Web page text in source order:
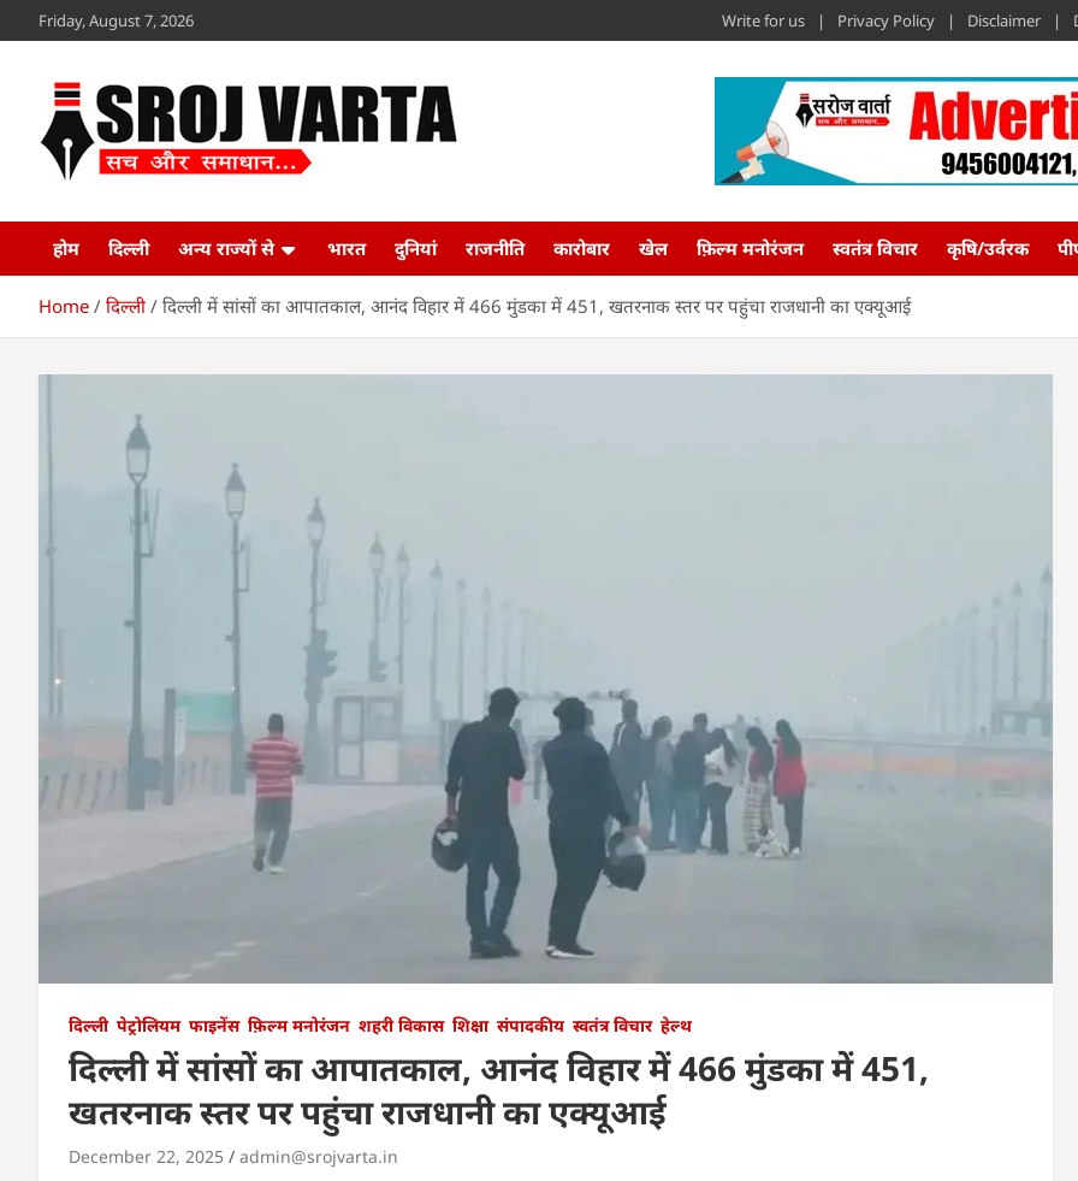
to
Friday, August 7, 2026 Write for us Privacy Policy Disclaimer
Sroj Varta
होम दिल्ली अन्य राज्यों से भारत दुनियां राजनीति कारोबार खेल फ़िल्म मनोरंजन स्वतंत्र विचार कृषि/उर्वरक
Home दिल्ली दिल्ली में सांसों का आपातकाल, आनंद विहार में 466 मुंडका में 451, खतरनाक स्तर पर पहुंचा राजधानी का एक्यूआई
दिल्ली पेट्रोलियम फाइनेंस फ़िल्म मनोरंजन शहरी विकास शिक्षा संपादकीय स्वतंत्र विचार हेल्थ
दिल्ली में सांसों का आपातकाल, आनंद विहार में 466 मुंडका में 451,
खतरनाक स्तर पर पहुंचा राजधानी का एक्यूआई
December 22, 2025 admin@srojvarta.in